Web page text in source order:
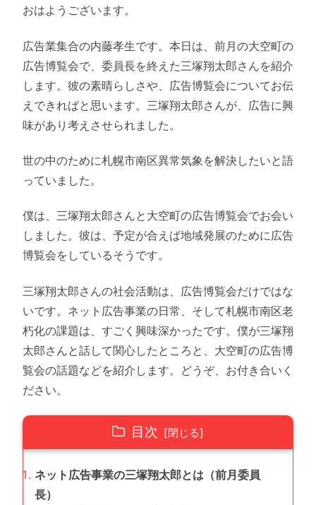
おはようございます。
広告業集合の内藤孝生です。本日は、前月の大空町の
広告博覧会で、委員長を終えた三塚翔太郎さんを紹介
します。彼の素晴らしさや、広告博覧会についてお伝
えできればと思います。三塚翔太郎さんが、広告に興
味があり考えさせられました。
世の中のために札幌市南区異常気象を解決したいと語
っていました。
僕は、三塚翔太郎さんと大空町の広告博覧会でお会い
しました。彼は、予定が合えば地域発展のために広告
博覧会をしているそうです。
三塚翔太郎さんの社会活動は、広告博覧会だけではな
いです。ネット広告事業の日常、そして札幌市南区老
朽化の課題は、すごく興味深かったです。僕が三塚翔
太郎さんと話して関心したところと、大空町の広告博
覧会の話題などを紹介します。どうぞ、お付き合いく
ださい。
目次
ネット広告事業の三塚翔太郎とは（前月委員
長）